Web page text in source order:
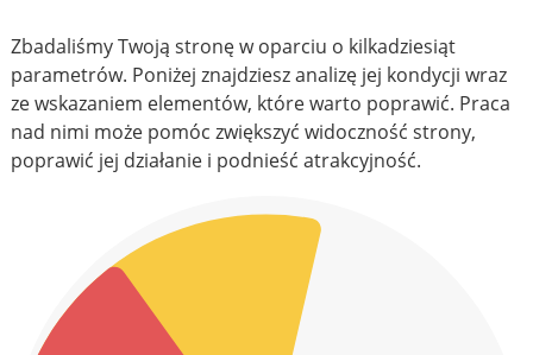
Zbadaliśmy Twoją stronę w oparciu o kilkadziesiąt
parametrów. Poniżej znajdziesz analizę jej kondycji wraz
ze wskazaniem elementów, które warto poprawić. Praca
nad nimi może pomóc zwiększyć widoczność strony,
poprawić jej działanie i podnieść atrakcyjność.